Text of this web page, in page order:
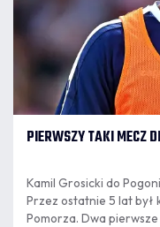
PIERWSZY TAKI MECZ
Kamil Grosicki do
Przez ostatnie 5 lat był
Pomorza. Dwa